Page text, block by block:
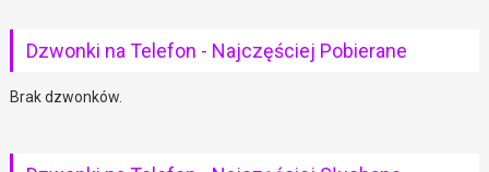
Dzwonki na Telefon - Najczęściej Pobierane
Brak dzwonków.